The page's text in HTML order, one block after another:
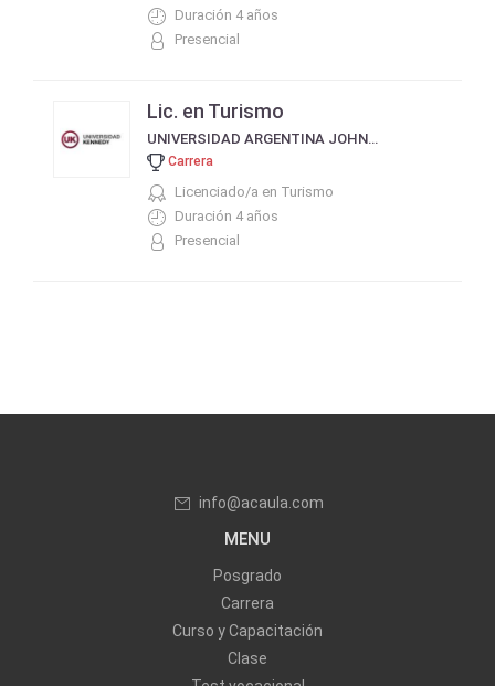
Duración 4 años
Presencial
Lic. en Turismo
UNIVERSIDAD ARGENTINA JOHN F KENNEDY
Carrera
Licenciado/a en Turismo
Duración 4 años
Presencial
info@acaula.com
MENU
Posgrado
Carrera
Curso y Capacitación
Clase